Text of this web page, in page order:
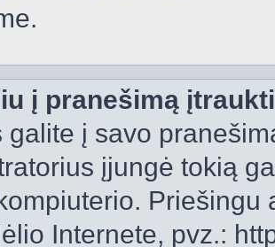
į pranešimą
galite į savo
įjungė tokią
Internete, pvz.: